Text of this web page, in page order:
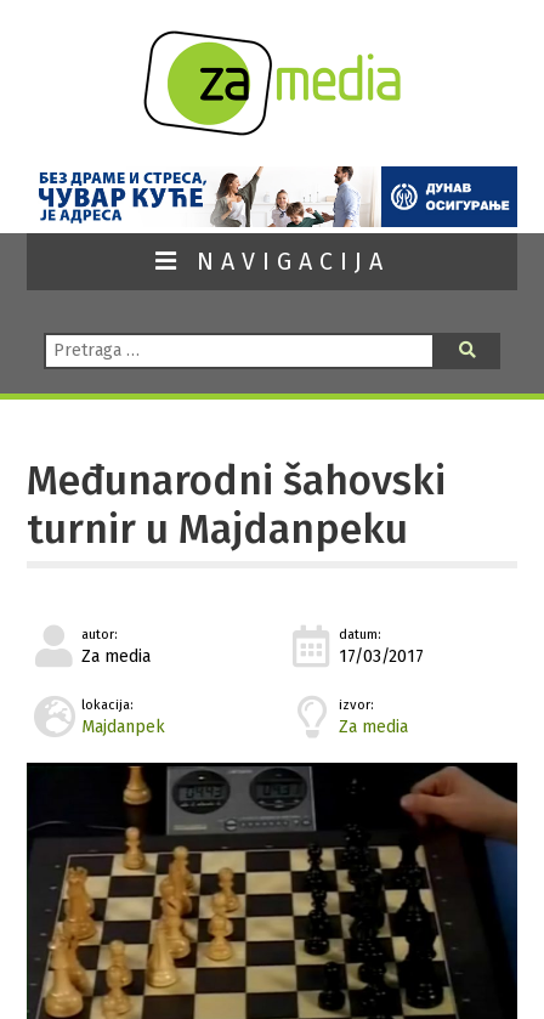
NAVIGACIJA
Pretraga:
Međunarodni šahovski
turnir u Majdanpeku
autor:
Za media
datum:
17/03/2017
lokacija:
Majdanpek
izvor:
Za media